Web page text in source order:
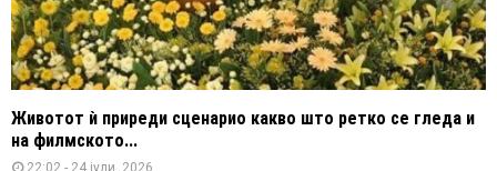
Животот ѝ приреди сценарио какво што ретко се гледа и
на филмското...
22:02 - 24 јули, 2026